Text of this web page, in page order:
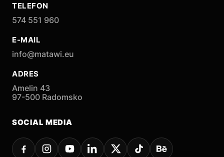
TELEFON
574 551 960
E-MAIL
info@matawi.eu
ADRES
Amelin 43
97-500 Radomsko
SOCIAL MEDIA